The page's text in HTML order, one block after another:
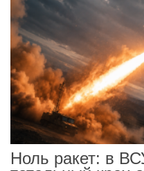
Ноль ракет: в